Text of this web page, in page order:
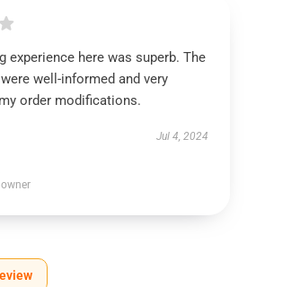
experience here was superb. The
well-informed and very
order modifications.
Jul 4, 2024